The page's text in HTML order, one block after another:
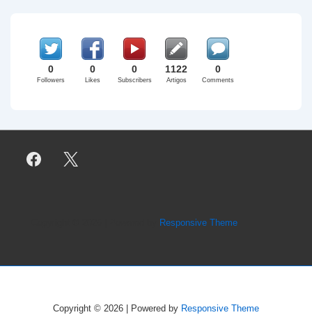
0
Followers
0
Likes
0
Subscribers
1122
Artigos
0
Comments
Responsive Theme
Copyright © 2026 | Powered by Responsive Theme